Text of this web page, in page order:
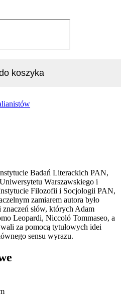
koszyka
Badań Literackich PAN,
Warszawskiego i
Filozofii i Socjologii PAN,
zamiarem autora było
słów, których Adam
Leopardi, Niccoló Tommaseo, a
za pomocą tytułowych idei
sensu wyrazu.